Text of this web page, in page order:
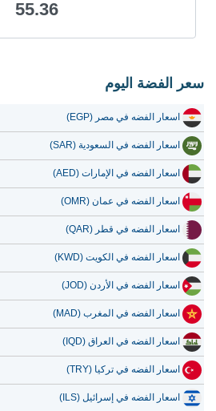
20 يوليو 2026
19 يوليو 2026
18 يوليو 2026 48.87
17 يوليو 2026 48.94
16 يوليو 2026
15 يوليو 2026
14 يوليو 2026
13 يوليو 2026
12 يوليو 2026
11 يوليو 2026
55.36
سعر الفضة اليوم
اسعار الفضه في مصر (EGP)
اسعار الفضه في السعودية (SAR)
اسعار الفضه في الإمارات (AED)
اسعار الفضه في عمان (OMR)
اسعار الفضه في قطر (QAR)
اسعار الفضه في الكويت (KWD)
اسعار الفضه في الأردن (JOD)
اسعار الفضه في المغرب (MAD)
اسعار الفضه في العراق (IQD)
اسعار الفضه في تركيا (TRY)
اسعار الفضه في إسرائيل (ILS)